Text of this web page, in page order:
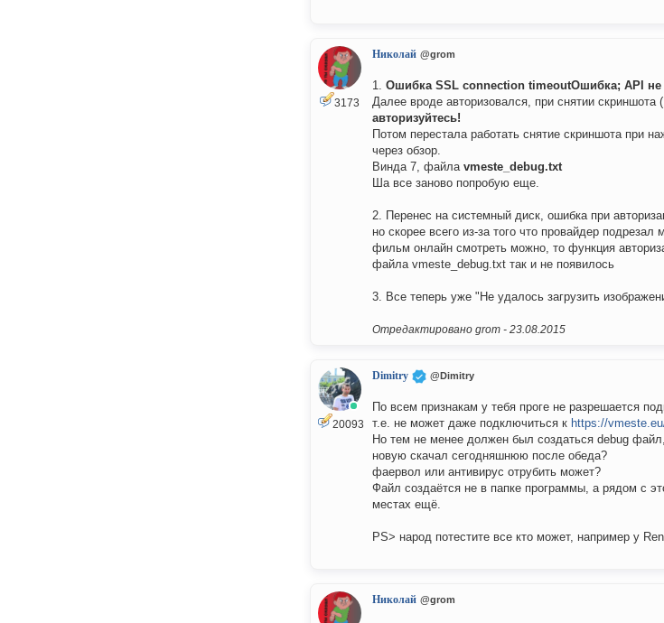
3173
Николай @grom
1. Ошибка SSL connection timeoutОшибка; API не
Далее вроде авторизовался, при снятии скриншота
авторизуйтесь!
Потом перестала работать снятие скриншота при
через обзор.
Винда 7, файла vmeste_debug.txt
Ша все заново попробую еще.
2. Перенес на системный диск, ошибка при
но скорее всего из-за того что провайдер
фильм онлайн смотреть можно, то функция
файла vmeste_debug.txt так и не появилось
3. Все теперь уже "Не удалось загрузить
Отредактировано grom - 23.08.2015
20093
Dimitry @Dimitry
По всем признакам у тебя проге не разрешается
т.е. не может даже подключиться к https://
Но тем не менее должен был создаться debug
новую скачал сегодняшнюю после обеда?
фаервол или антивирус отрубить может?
Файл создаётся не в папке программы, а рядом с
местах ещё.
PS> народ потестите все кто может, например у
Николай @grom